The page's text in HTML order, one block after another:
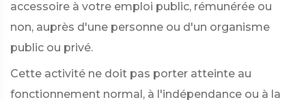
accessoire à votre emploi public, rémunérée ou
non, auprès d'une personne ou d'un organisme
public ou privé.
Cette activité ne doit pas porter atteinte au
fonctionnement normal, à l'indépendance ou à la